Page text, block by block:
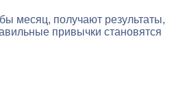
месяц, получают результаты,
привычки становятся